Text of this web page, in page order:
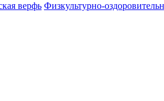
верфь Физкультурно-